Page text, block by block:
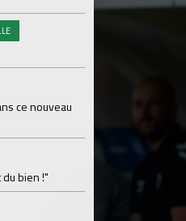
ce nouveau
du bien !"
Le dernier match
Dimanche 02 Août
Le point sur
Samedi 01 Août